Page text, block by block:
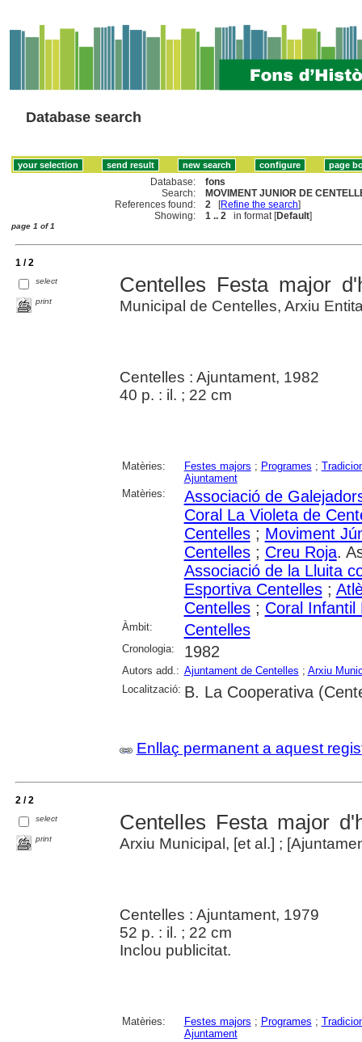
Database search
Database:
fons
Search:
MOVIMENT JUNIOR DE
References found:
2 [Refine the search]
Showing:
1 .. 2 in format [Default]
page 1 of 1
1 / 2
select
print
Centelles Festa major
Municipal de Centelles, Arxiu
Centelles : Ajuntament, 1982
40 p. : il. ; 22 cm
Matèries: Festes majors ; Programes ;
Ajuntament
Matèries:
Associació de
Coral La Violeta de
Centelles; Moviment
Centelles; Creu Roja.
Associació de la Lluita
Esportiva Centelles;
Centelles; Coral Infantil
Àmbit: Centelles
Cronologia: 1982
Autors add.: Ajuntament de Centelles ; Arxiu
Localització: B. La Cooperativa
Enllaç permanent a aquest
2 / 2
select
print
Centelles Festa major
Arxiu Municipal, [et al.] ;
Centelles : Ajuntament, 1979
52 p. : il. ; 22 cm
Inclou publicitat.
Matèries: Festes majors ; Programes ;
Ajuntament